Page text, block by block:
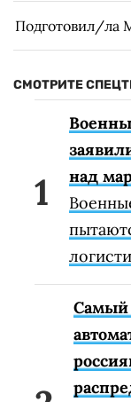
Подготовил/ла
СМОТРИТЕ
над
Самый